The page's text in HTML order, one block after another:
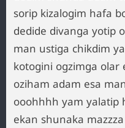
sorip kizalogim hafa
dedide divanga yotip
man ustiga chikdim
kotogini ogzimga olar
oziham adam esa
ooohhhh yam yalatip
ekan shunaka